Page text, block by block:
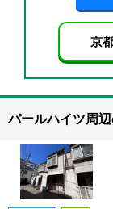
京
パールハイツ周